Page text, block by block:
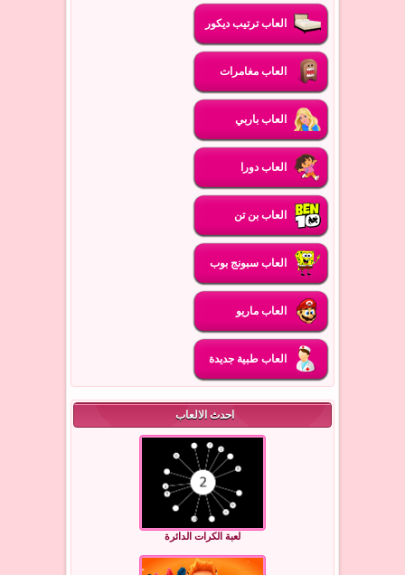
العاب ترتيب ديكور
العاب مغامرات
العاب باربي
العاب دورا
العاب بن تن
العاب سبونج بوب
العاب ماريو
العاب طبية جديدة
احدث الالعاب
لعبة الكرات الدائرة